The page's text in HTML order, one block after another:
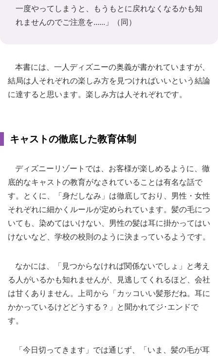
一度やってしまうと、もうもとに戻れなくなるかも知
れませんのでご注意を......」（同）
本書には、一人ディズニーの奥義が書かれていますが、
結局は人それぞれの楽しみ方を見つければいいという結論
に達すると思います。楽しみ方は人それぞれです。
キャストの徹底した教育体制
ディズニーリゾートでは、お客様が楽しめるように、徹
底的なキャストの教育がなされていることは有名な話で
す。とくに、「身だしなみ」は徹底しており、男性・女性
それぞれに細かくルールが定められています。髪の毛につ
いても、染めてはいけない、男性の髪は耳に掛かってはい
けないなど、学校の校則のように決まっているようです。
なかには、「見つからなければ関係ないでしょ」と考え
る人がいるかも知れませんが、見逃してくれるほど、会社
は甘くありません。上司から「カッコいい髪形だね。耳に
かかっているけどどうする？」と聞かれてジ･エンドで
す。
「今日切ってきます」では通じず、「いま、髪の毛が耳